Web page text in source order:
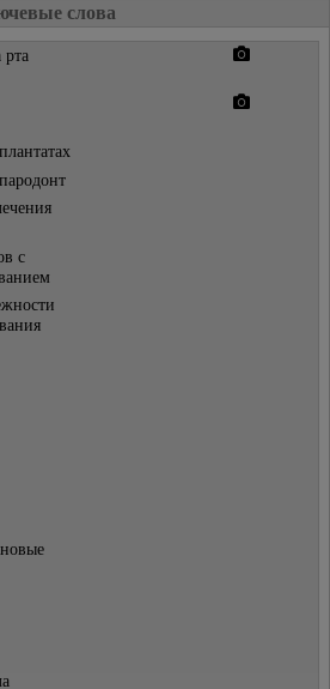
слова
рта
с